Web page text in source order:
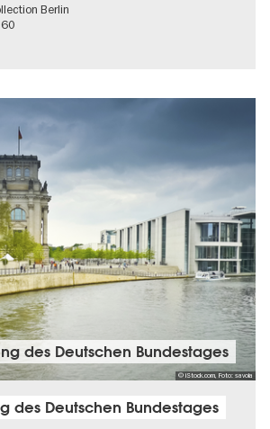
Berlin
© iStock.com, Foto: savoia
des Deutschen Bundestages
des Deutschen Bundestages